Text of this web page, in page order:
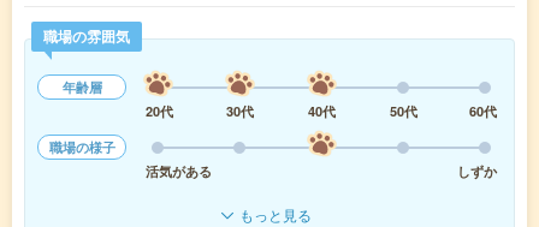
職場の雰囲気
年齢層
20代
30代 40代 50代
60代
職場の様子
活気がある
しずか
もっと見る